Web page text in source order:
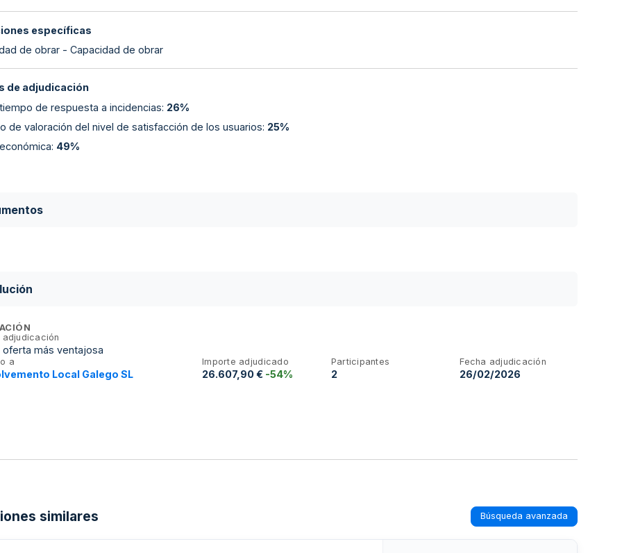
específicas
de obrar - Capacidad de obrar
de adjudicación
de respuesta a incidencias: 26%
de valoración del nivel de satisfacción de los usuarios: 25%
: 49%
oferta más ventajosa
a
Local Galego SL
Importe adjudicado
26.607,90 € -54%
Participantes
2
Fecha adjudicación
26/02/2026
similares Búsqueda avanzada